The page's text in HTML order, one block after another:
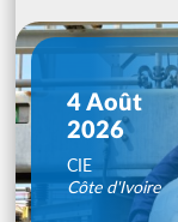
4 Août
2026
CIE
Côte d'Ivoire